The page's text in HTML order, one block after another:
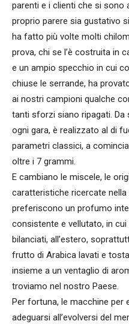
parenti e i clienti che si sono
proprio parere sia gustativo
ha fatto più volte molti
prova, chi se l’è costruita in
e un ampio specchio in cui
chiuse le serrande, ha
ai nostri campioni qualche
tanti sforzi siano ripagati. Da
ogni gara, è realizzato al di
parametri classici, a
oltre i 7 grammi.
E cambiano le miscele, le
caratteristiche ricercate nella
preferiscono un profumo
consistente e vellutato, in cui
bilanciati, all’estero,
frutto di Arabica lavati e
insieme a un ventaglio di
troviamo nel nostro Paese.
Per fortuna, le macchine per
adeguarsi all’evolversi del